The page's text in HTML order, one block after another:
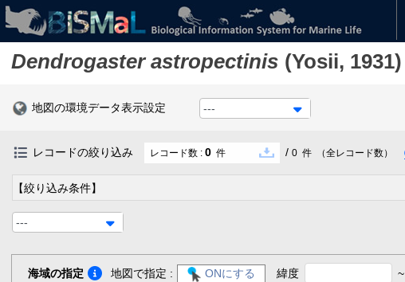
Dendrogaster astropectinis (Yosii, 1931)
地図の環境データ表示設定 ---
レコードの絞り込み レコード数 : 0 件 / 0 件 （全レコード数）
【絞り込み条件】
---
海域の指定 地図で指定 : ONにする 緯度 ~